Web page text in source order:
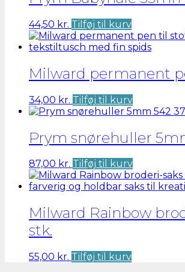
44,50 kr. Tilføj til kurv
Milward permanent
34,00 kr. Tilføj til kurv
Prym snørehuller
87,00 kr. Tilføj til kurv
Milward Rainbow
stk.
55,00 kr. Tilføj til kurv